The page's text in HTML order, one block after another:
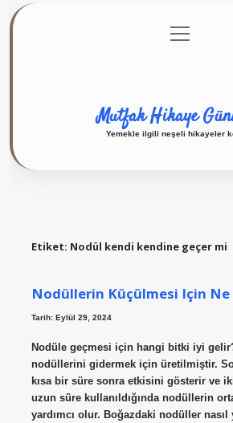
Gizlilik Politikası
menüyü
aç
Mutfak Hikaye
Yemekle ilgili neşeli hikayeler
Etiket: Nodül kendi kendine geçer mi
Nodüllerin Küçülmesi Için Ne
Tarih: Eylül 29, 2024
Nodüle geçmesi için hangi bitki iyi
nodüllerini gidermek için üretilmiştir.
kısa bir süre sonra etkisini gösterir ve
uzun süre kullanıldığında nodüllerin
yardımcı olur. Boğazdaki nodüller